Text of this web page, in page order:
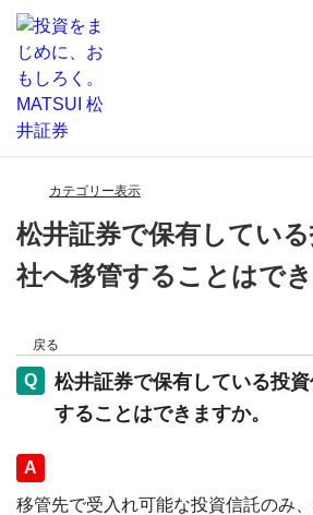
カテゴリー表示
松井証券で保有してい
社へ移管することはでき
戻る
松井証券で保有している投
することはできますか。
回答
移管先で受入れ可能な投資信託のみ